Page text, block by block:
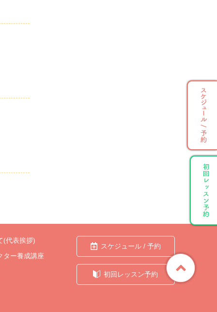
(代表挨拶)
ター養成講座
スケジュール / 予約
初回レッスン予約